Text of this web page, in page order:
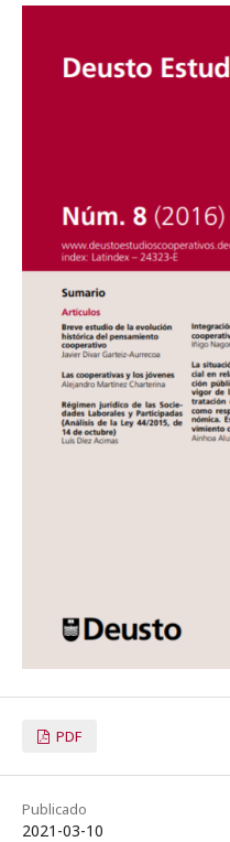
PDF
Publicado
2021-03-10